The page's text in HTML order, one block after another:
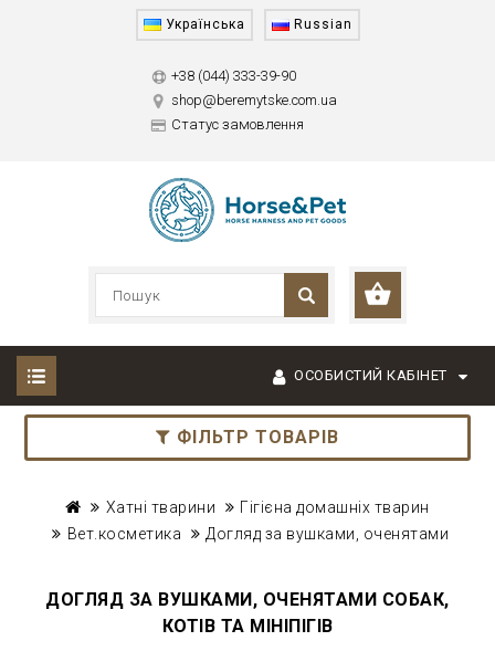
Українська Russian
+38 (044) 333-39-90
shop@beremytske.com.ua
Статус замовлення
ОСОБИСТИЙ КАБІНЕТ
ФІЛЬТР ТОВАРІВ
Хатні тварини
Гігієна домашніх тварин
Вет.косметика
Догляд за вушками, оченятами
ДОГЛЯД ЗА ВУШКАМИ, ОЧЕНЯТАМИ СОБАК,
КОТІВ ТА МІНІПІГІВ